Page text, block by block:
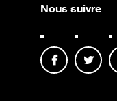
Nous suivre